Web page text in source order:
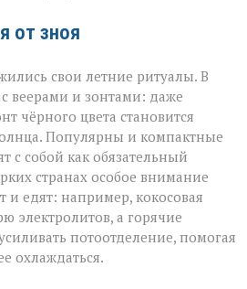
от зноя
свои летние ритуалы. В
веерами и зонтами: даже
чёрного цвета становится
Популярны и компактные
с собой как обязательный
странах особое внимание
и едят: например, кокосовая
электролитов, а горячие
потоотделение, помогая
охлаждаться.